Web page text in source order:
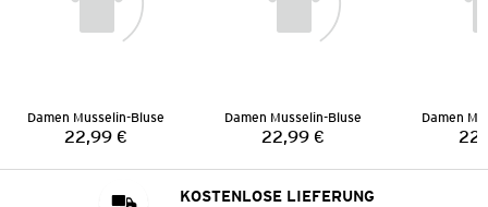
Damen Musselin-Bluse
Preis:
22,99 €
Damen Musselin-Bluse
Preis:
22,99 €
Damen
KOSTENLOSE LIEFERUNG